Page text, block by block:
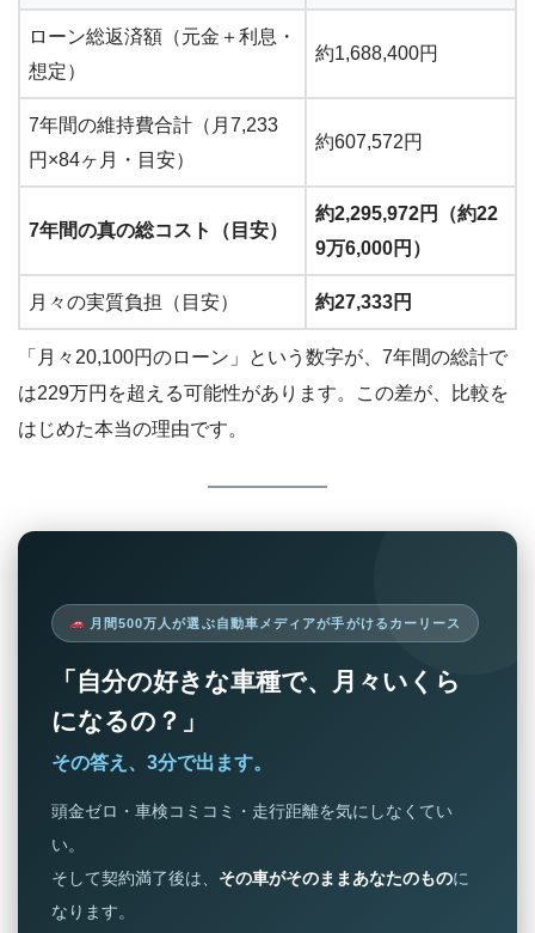
ローン総返済額（元金＋利息・
想定）
約1,688,400円
7年間の維持費合計（月7,233
円×84ヶ月・目安）
約607,572円
7年間の真の総コスト（目安）
約2,295,972円（約22
9万6,000円）
月々の実質負担（目安） 約27,333円
「月々20,100円のローン」という数字が、7年間の総計で
は229万円を超える可能性があります。この差が、比較を
はじめた本当の理由です。
月間500万人が選ぶ自動車メディアが手がけるカーリース
「自分の好きな車種で、月々いくら
になるの？」
その答え、3分で出ます。
頭金ゼロ・車検コミコミ・走行距離を気にしなくてい
い。
そして契約満了後は、 その車がそのままあなたのものに
なります。